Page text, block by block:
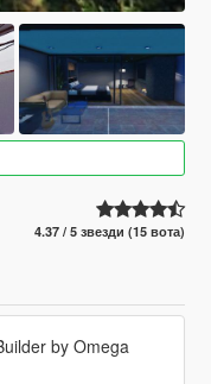
4.37 / 5 звезди (15 вота)
by Omega